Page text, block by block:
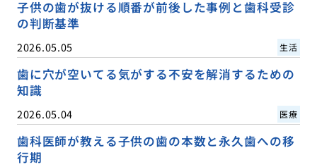
子供の歯が抜ける順番が前後した事例と歯科受診
の判断基準
2026.05.05 生活
歯に穴が空いてる気がする不安を解消するための
知識
2026.05.04 医療
歯科医師が教える子供の歯の本数と永久歯への移
行期